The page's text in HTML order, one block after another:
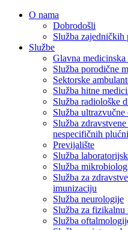
O nama
Dobrodošli
Služba zajedničkih
Službe
Glavna medicinska
Služba porodične
Sektorske
Služba hitne
Služba radiološke
Služba
Služba
nespecifičnih
Previjalište
Služba
Služba
Služba za
imunizaciju
Služba neurologije
Služba za
Služba